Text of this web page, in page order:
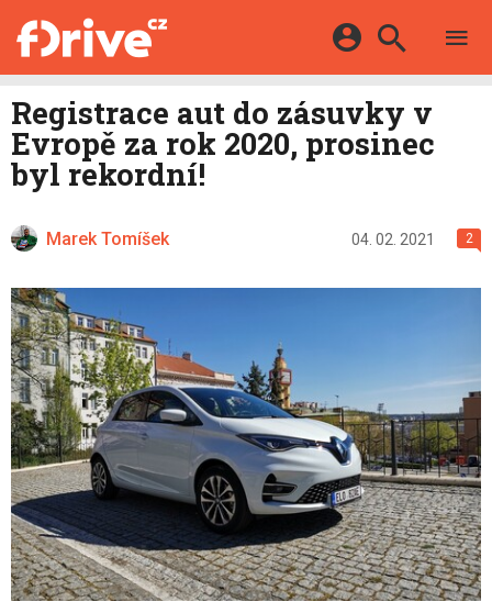
KATALOG
MAPA STANIC
VIDEA
DALŠÍ
HYBRIDY
E-MOTORSPORT
OSTATNÍ
Facebook Google
Registrace aut do zásuvky v
Evropě za rok 2020, prosinec
byl rekordní!
Marek Tomíšek 04. 02. 2021 2